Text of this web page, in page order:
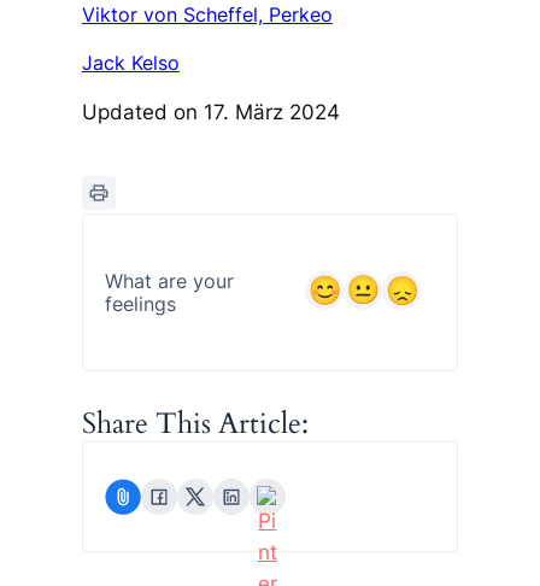
Viktor von Scheffel, Perkeo
Jack Kelso
Updated on 17. März 2024
What are your
feelings
Share This Article: